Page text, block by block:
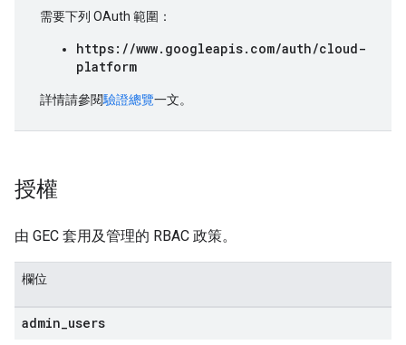
需要下列 OAuth 範圍：
https://www.googleapis.com/auth/cloud-
platform
詳情請參閱驗證總覽一文。
授權
由 GEC 套用及管理的 RBAC 政策。
欄位
admin users